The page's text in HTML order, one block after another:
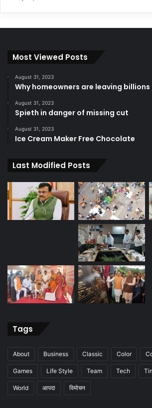
Most Viewed Posts
August 31, 2023
Why homeowners are leaving
August 31, 2023
Spieth in danger of missing cut
August 31, 2023
Ice Cream Maker Free Chocolate
Last Modified Posts
Tags
About Business Classic Color
Games Life Style Team Tech
World आपदा विमोचन